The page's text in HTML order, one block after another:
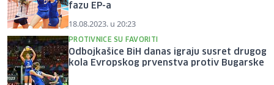
fazu EP-a
18.08.2023. u 20:23
PROTIVNICE SU FAVORITI
Odbojkašice BiH danas igraju susret drugog
kola Evropskog prvenstva protiv Bugarske